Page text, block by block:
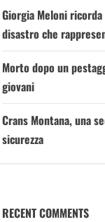
Giorgia Meloni
disastro che
Morto dopo un
giovani
Crans Montana, una
sicurezza
RECENT COMMENTS